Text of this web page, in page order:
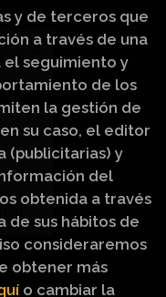
y de terceros que
a través de una
el seguimiento y
de los
la gestión de
su caso, el editor
(publicitarias) y
del
obtenida a través
de sus hábitos de
consideraremos
obtener más
o cambiar la